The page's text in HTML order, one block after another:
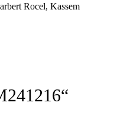
Rocel, Kassem